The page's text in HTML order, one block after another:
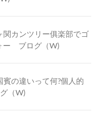
関カンツリー俱楽部でゴ
ー ブログ（W)
の違いって何?個人的
（W)